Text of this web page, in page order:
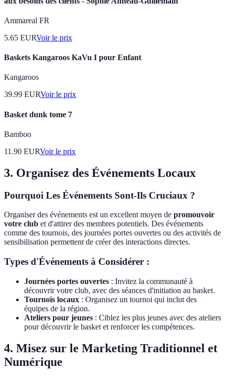
Ammareal FR
5.65 EURVoir le prix
Baskets Kangaroos KaVu I pour Enfant
Kangaroos
39.99 EURVoir le prix
Basket dunk tome 7
Bamboo
11.90 EURVoir le prix
3. Organisez des Événements Locaux
Pourquoi Les Événements Sont-Ils Cruciaux ?
Organiser des événements est un excellent moyen de promouvoir
votre club et d'attirer des membres potentiels. Des événements
comme des tournois, des journées portes ouvertes ou des activités de
sensibilisation permettent de créer des interactions directes.
Types d'Événements à Considérer :
Journées portes ouvertes : Invitez la communauté à
découvrir votre club, avec des séances d'initiation au basket.
Tournois locaux : Organisez un tournoi qui inclut des
équipes de la région.
Ateliers pour jeunes : Ciblez les plus jeunes avec des ateliers
pour découvrir le basket et renforcer les compétences.
4. Misez sur le Marketing Traditionnel et
Numérique